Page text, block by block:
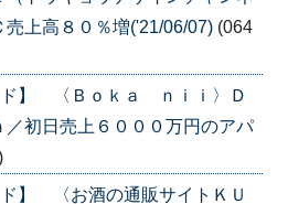
売上高８０％増('21/06/07) (064
ド】 〈Ｂｏｋａ ｎｉｉ〉Ｄ
初日売上６０００万円のアパ
ド】 〈お酒の通販サイトＫＵ